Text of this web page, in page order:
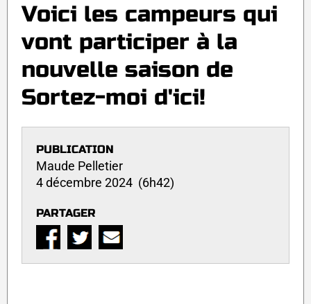
Voici les campeurs qui
vont participer à la
nouvelle saison de
Sortez-moi d'ici!
PUBLICATION
Maude Pelletier
4 décembre 2024 (6h42)
PARTAGER